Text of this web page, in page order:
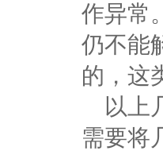
作异常
仍不能
的，这
以上
需要将